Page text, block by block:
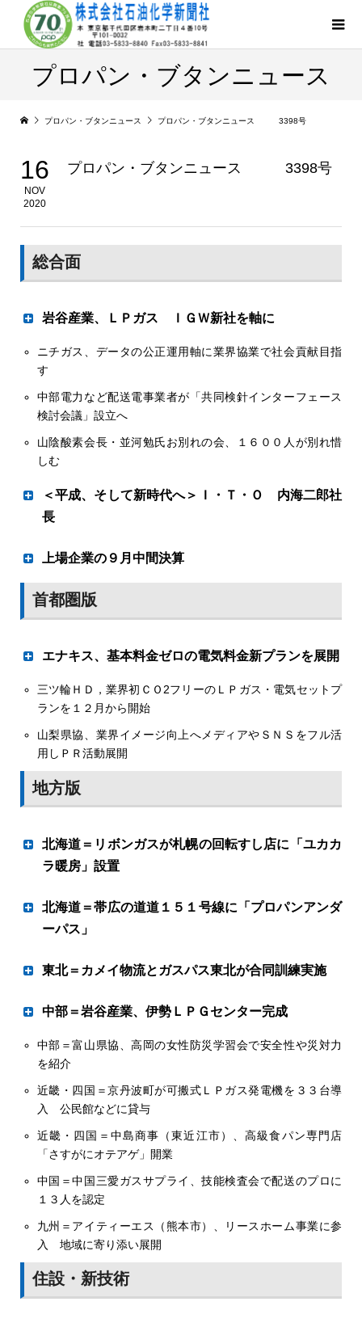
プロパン・ブタンニュース
プロパン・ブタンニュース プロパン・ブタンニュース 3398号
16
NOV
2020
プロパン・ブタンニュース 3398号
総合面
岩谷産業、ＬＰガス ＩＧＷ新社を軸に
１００年企業へ10年戦略 水素事業と２本柱
で飛躍へ
ＩＧＷ新社を軸に
水素事業と２本柱で飛躍
岩谷産業の間島寬社長は10日、東京・港区の東京本社で開
いた21年３月期中間決算発表会で今期迎えた創業90周年
た。脱炭素の追風に乗る水素事業、基幹事業であるＬＰガ
築を進めていく決意を表明した。
ニチガス、データの公正運用軸に業界協業で社会貢献目指
す
中部電力など配送電事業者が「共同検針インターフェース
検討会議」設立へ
山陰酸素会長・並河勉氏お別れの会、１６００人が別れ惜
しむ
＜平成、そして新時代へ＞Ｉ・Ｔ・Ｏ 内海二郎社
長
ガス業界の底力に期待
治のざっくばらんに 〜平成、そして新時代へ〜
Ｉ・Ｔ・Ｏ 内海二郎社長
ガス業界の底力に期待
内海二郎社長が「戦前、戦後」と称するＩ・Ｔ・Ｏの分岐
カーとして成長軌道にあったが、調整器の欠陥問題が発生
会社更生に舵を切り当時は製造部長だった内海社長をはじ
め、全社員が一丸となり対応した。その後、顧客との強い
信頼関係や高い商品開発力と販売力もあり不死鳥のごとく
再建。今や売上高１１８億円に達する世界的供給機器メー
上場企業の９月中間決算
輸入価格低推移が減収に
新型コロナウイルスの影響が続く見通しのなか、上場企業
の２０２１年３月期中間決算（４～９月）の発表が進み、
主なＬＰガス関連企業の決算も開示された。ＬＰガス事業
については工業用や業務用が低調なものの家庭用で微増し
の低位での推移が市況に影響して減収の要因となった。ニ
チガスはエネルギー小売事業者としての強みを見せ増収増
益を継続、一方ミツウロコグループホールディングスやシ
ナネンホールディングス、サンリンは電力や新規事業が収
首都圏版
エナキス、基本料金ゼロの電気料金新プランを展開
ガス料金も値引きに
電気基本料金ゼロを謳った「ＥＰＯＷＥＲでんき」の
電気料金新プラン
基本料金ゼロで展開
エナキス ガス料金も値引き
エナキス（本社・上田市、長瀬吉夫社長）は今夏から、長
野県内の低圧需要家向けに基本料金ゼロの電気料金プラン
「ＥＰＯＷＥＲ（イーパワー）でんき」の提案を展開して
いる。ＥＰＯＷＥＲの代理店であるＬＰガス会社や都市ガ
三ツ輪ＨＤ，業界初ＣＯ2フリーのＬＰガス・電気セットプ
ランを１２月から開始
山梨県協、業界イメージ向上へメディアやＳＮＳをフル活
用しＰＲ活動展開
地方版
北海道＝リボンガスが札幌の回転すし店に「ユカカ
ラ暖房」設置
道内普及に弾み
床暖パネルについて説明する内海代表
北海道＝帯広の道道１５１号線に「プロパンアンダ
ーパス」
付近に事業者が点在
「プロパンアンダーパス」
帯広の道道151号線
付近に事業者が点在
帯広市内を縦貫する北海道道１５１号幕別帯広芽室線の西
東北＝カメイ物流とガスパス東北が合同訓練実施
バルク相互配送で協定
中部＝岩谷産業、伊勢ＬＰＧセンター完成
南勢地区最大の基地に
中部＝富山県協、高岡の女性防災学習会で安全性や災対力
を紹介
近畿・四国＝京丹波町が可搬式ＬＰガス発電機を３３台導
入 公民館などに貸与
近畿・四国＝中島商事（東近江市）、高級食パン専門店
「さすがにオテアゲ」開業
中国＝中国三愛ガスサプライ、技能検査会で配送のプロに
１３人を認定
九州＝アイティーエス（熊本市）、リースホーム事業に参
入 地域に寄り添い展開
住設・新技術